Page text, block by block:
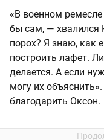
«В военном ремесле
бы сам, — хвалился
порох? Я знаю, как
построить лафет.
делается. А если
могу их
благодарить Оксон.